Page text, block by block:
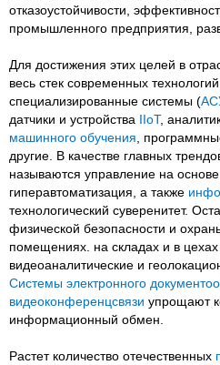
отказоустойчивости,
промышленного предприятия,
Для достижения этих целей в
весь стек современных
специализированные системы (
датчики и устройства IIoT,
машинного обучения ,
другие. В качестве главных
называются управление на
гиперавтоматизация, а также
технологический суверенитет.
физической безопасности и
помещениях. на складах и в
видеоаналитические и
Системы электронного
видеоконференцсвязи упрощают
информационный обмен.
Растет количество отечественных